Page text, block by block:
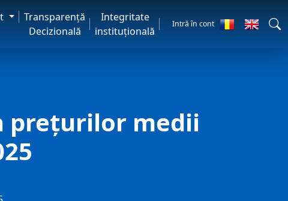
Transparență
Decizională
Integritate
instituțională
Intră în cont
preţurilor medii